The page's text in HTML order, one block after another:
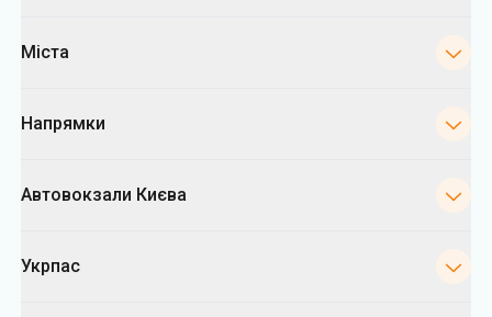
Міста
Напрямки
Автовокзали Києва
Укрпас